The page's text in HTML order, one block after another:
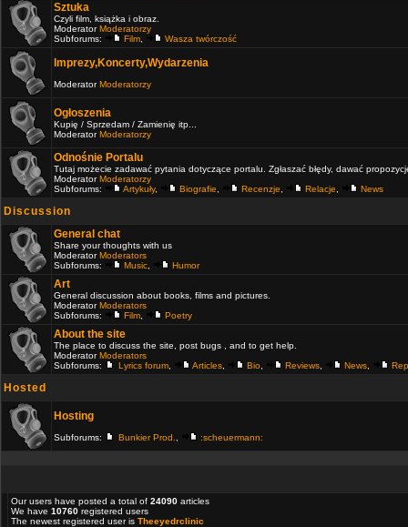
Sztuka
Czyli film, książka i obraz.
ModeratorModeratorzy
Subforums:
Film Wasza twórczość
Imprezy,Koncerty,Wydarzenia
ModeratorModeratorzy
Ogłoszenia
Kupię / Sprzedam / Zamienię itp...
ModeratorModeratorzy
Odnośnie Portalu
Tutaj możecie zadawać pytania dotyczące portalu. Zgłaszać błędy, dawać
ModeratorModeratorzy
Subforums:
Artykuły, Biografie Recenzje Relacje News
Discussion
General chat
Share your thoughts with us
ModeratorModerators
Subforums:
Music Humor
Art
General discussion about books, films and pictures.
ModeratorModerators
Subforums:
Film Poetry
About the site
The place to discuss the site, post bugs , and to get help.
ModeratorModerators
Subforums:
Lyrics forum Articles Bio Reviews News
Hosted
Hosting
Subforums: Bunkier Prod. :scheuermann:
Our users have posted a total of 24090 articles
We have 10760 registered users
The newest registered user is Theeyedrclinic